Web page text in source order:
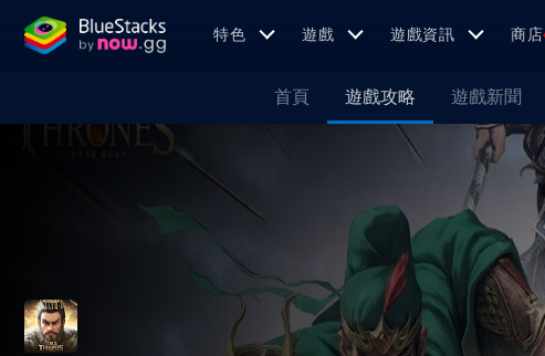
特色 遊戲 遊戲資訊 商店
首頁 遊戲攻略 遊戲新聞